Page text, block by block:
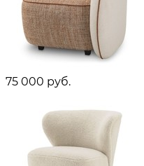
75 000 руб.